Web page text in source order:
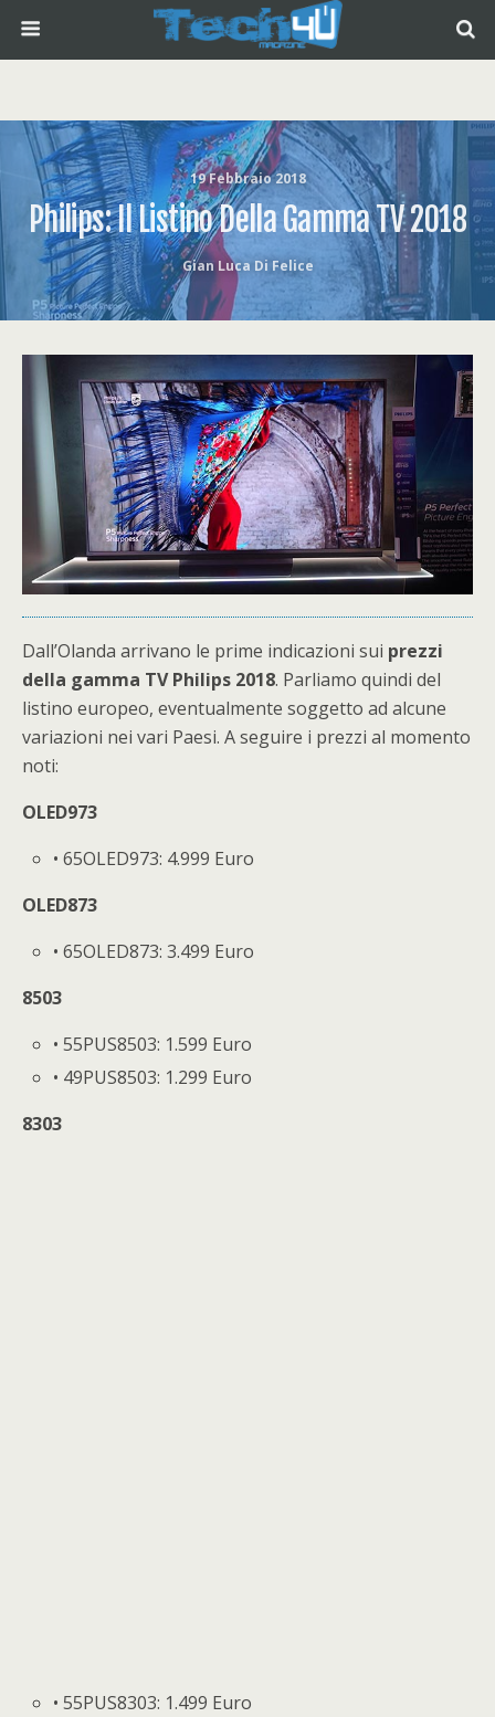
19 Febbraio 2018
Philips: Il Listino Della Gamma TV 2018
Gian Luca Di Felice
Dall’Olanda arrivano le prime indicazioni sui prezzi
della gamma TV Philips 2018. Parliamo quindi del
listino europeo, eventualmente soggetto ad alcune
variazioni nei vari Paesi. A seguire i prezzi al momento
noti:
OLED973
• 65OLED973: 4.999 Euro
OLED873
• 65OLED873: 3.499 Euro
8503
• 55PUS8503: 1.599 Euro
• 49PUS8503: 1.299 Euro
8303
• 55PUS8303: 1.499 Euro